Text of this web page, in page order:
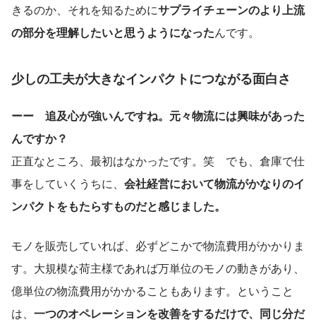
きるのか、それを知るためにサプライチェーンのより上流
の部分を理解したいと思うようになったんです。
少しの工夫が大きなインパクトにつながる面白さ
ーー　追及心が強いんですね。元々物流には興味があった
んですか？
正直なところ、最初はなかったです。笑　でも、倉庫で仕
事をしていくうちに、 会社経営において物流がかなりのイ
ンパクトをもたらすものだと感じました。
モノを販売していれば、必ずどこかで物流費用がかかりま
す。大規模な荷主様であれば万単位のモノの動きがあり、
億単位の物流費用がかかることもあります。ということ
は、 一つのオペレーションを改善をするだけで、同じ分だ